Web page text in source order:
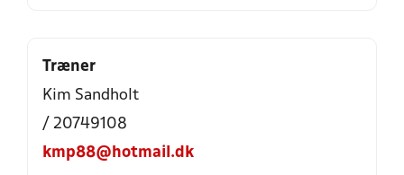
Træner
Kim Sandholt
/ 20749108
kmp88@hotmail.dk